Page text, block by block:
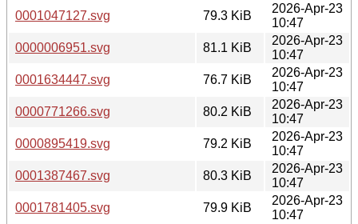
0001047127.svg
79.3 KiB
2026-Apr-23
10:47
0000006951.svg
81.1 KiB
2026-Apr-23
10:47
0001634447.svg
76.7 KiB
2026-Apr-23
10:47
0000771266.svg
80.2 KiB
2026-Apr-23
10:47
0000895419.svg
79.2 KiB
2026-Apr-23
10:47
0001387467.svg
80.3 KiB
2026-Apr-23
10:47
0001781405.svg
79.9 KiB
2026-Apr-23
10:47